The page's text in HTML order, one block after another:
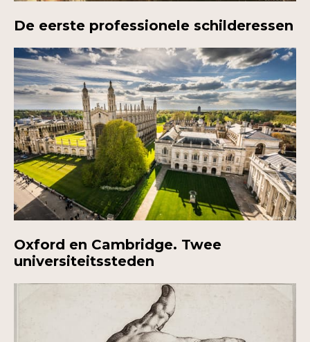
De eerste professionele schilderessen
Oxford en Cambridge. Twee
universiteitssteden